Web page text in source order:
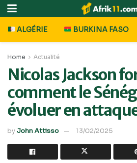
ALGÉRIE BURKINA FASO
Home Actualité
Nicolas Jackson
comment le
évoluer en
byJohn Attisso 13/02/2025